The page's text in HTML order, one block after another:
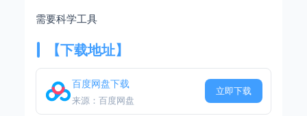
需要科学工具
【下载地址】
百度网盘下载
来源：百度网盘
立即下载